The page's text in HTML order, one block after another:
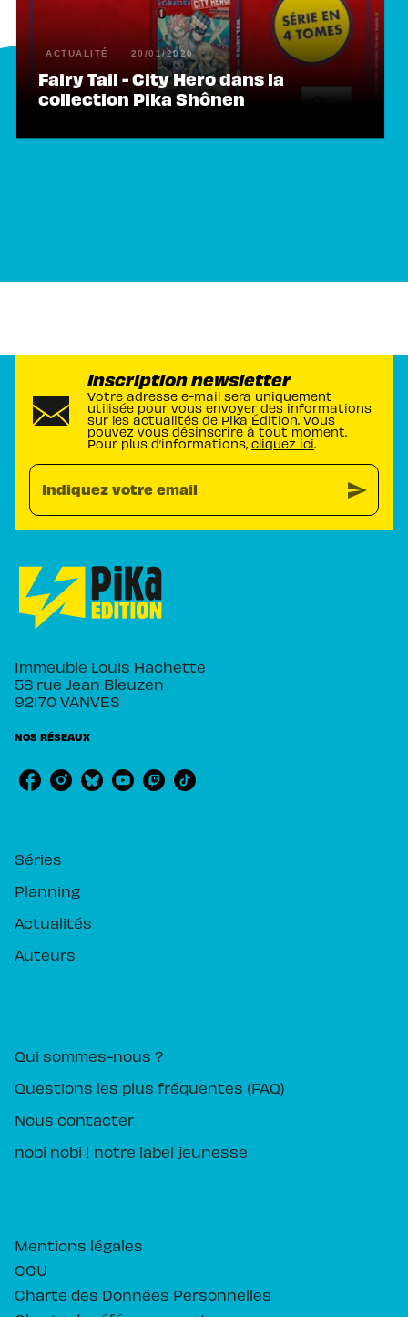
ACTUALITÉ 20/01/2020
Fairy Tail - City Hero dans la
collection Pika Shônen
Inscription newsletter
Votre adresse e-mail sera uniquement
utilisée pour vous envoyer des informations
sur les actualités de Pika Édition. Vous
pouvez vous désinscrire à tout moment.
Pour plus d’informations, cliquez ici.
Indiquez votre email send
Immeuble Louis Hachette
58 rue Jean Bleuzen
92170 VANVES
NOS RÉSEAUX
Séries
Planning
Actualités
Auteurs
Qui sommes-nous ?
Questions les plus fréquentes (FAQ)
Nous contacter
nobi nobi ! notre label jeunesse
Mentions légales
CGU
Charte des Données Personnelles